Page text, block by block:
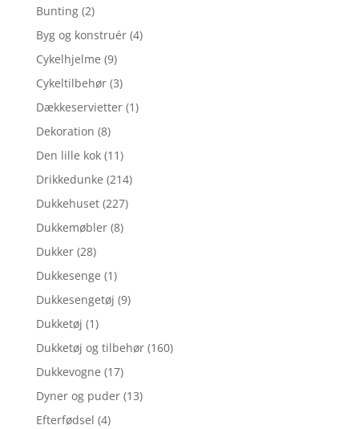
Bunting (2)
Byg og konstruér (4)
Cykelhjelme (9)
Cykeltilbehør (3)
Dækkeservietter (1)
Dekoration (8)
Den lille kok (11)
Drikkedunke (214)
Dukkehuset (227)
Dukkemøbler (8)
Dukker (28)
Dukkesenge (1)
Dukkesengetøj (9)
Dukketøj (1)
Dukketøj og tilbehør (160)
Dukkevogne (17)
Dyner og puder (13)
Efterfødsel (4)